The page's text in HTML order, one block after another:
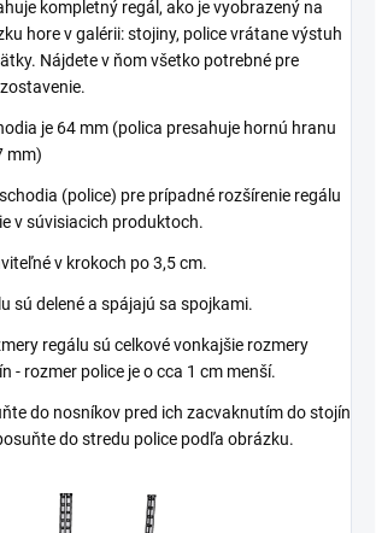
kompletný regál, ako je vyobrazený na
hore v galérii: stojiny, police vrátane výstuh
Nájdete v ňom všetko potrebné pre
je 64 mm (polica presahuje hornú hranu
mm)
(police) pre prípadné rozšírenie regálu
v súvisiacich produktoch.
v krokoch po 3,5 cm.
sú delené a spájajú sa spojkami.
regálu sú celkové vonkajšie rozmery
- rozmer police je o cca 1 cm menší.
do nosníkov pred ich zacvaknutím do stojín
do stredu police podľa obrázku.